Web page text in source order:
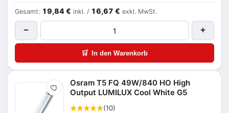
Gesamt: 19,84 € inkl. / 16,67 € exkl. MwSt.
− +
🛒 In den Warenkorb
Merken
Osram T5 FQ 49W/840 HO High
Output LUMILUX Cool White G5
(10)